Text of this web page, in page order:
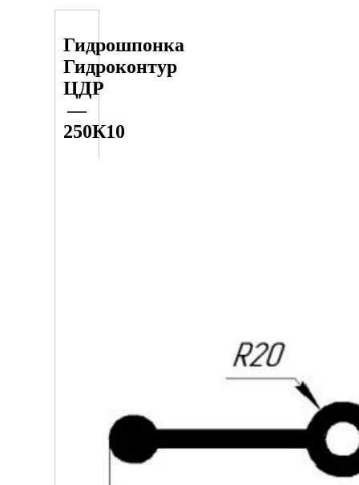
Гидрошпонка
Гидроконтур
ЦДР
—
250К10